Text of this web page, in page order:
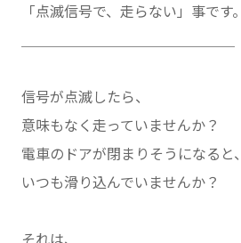
「点滅信号で、走らない」事です。
信号が点滅したら、
意味もなく走っていませんか？
電車のドアが閉まりそうになると、
いつも滑り込んでいませんか？